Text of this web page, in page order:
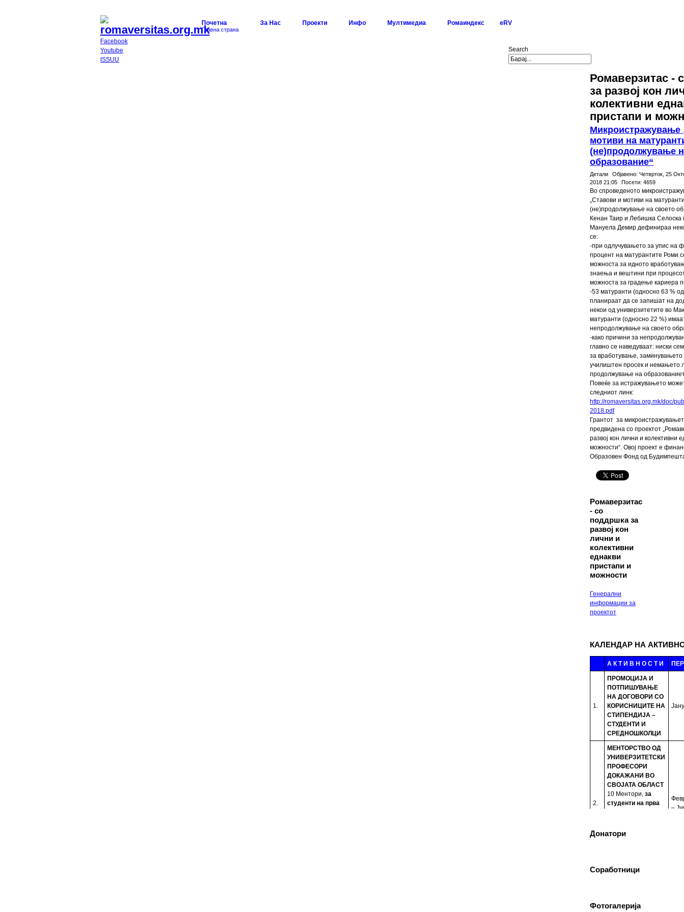
Почетна
Главна страна
За Нас Проекти Инфо Мултимедиа Ромаиндекс eRV
Search
Facebook
Youtube
ISSUU
Ромаверзитас -
за развој кон
колективни
пристапи и
Микроистражување
мотиви на
(не)продолжување
образование“
Детали Објавено: Четврток, 25
2018 21:05
Посети: 4659
Во спроведеното
„Ставови и мотиви на
(не)продолжување на своето
Кенан Таир и Лебишка Селоска
Мануела Демир дефинираа
се:
-при одлучувањето за упис на
процент на матурантите Роми
можноста за идното
знаења и вештини при
можноста за градење кариера
-53 матуранти (односно 63 %
планираат да се запишат на
некои од универзитетите во
матуранти (односно 22 %)
непродолжување на своето
-како причини за
главно се наведуваат: ниски
за вработување, заминувањето
училиштен просек и немањето
продолжување на
Повеќе за истражувањето
следниот линк:
http://romaversitas.org.mk/doc/
2018.pdf
Грантот за
предвидена со проектот
развој кон лични и колективни
можности“. Овој проект е
Образовен Фонд од
Ромаверзитас
- со
поддршка за
развој кон
лични и
колективни
еднакви
пристапи и
можности
Генерални
информации за
проектот
КАЛЕНДАР НА
А К Т И В Н О С Т И
1.
ПРОМОЦИЈА И
ПОТПИШУВАЊЕ
НА ДОГОВОРИ СО
КОРИСНИЦИТЕ НА
СТИПЕНДИЈА –
СТУДЕНТИ И
СРЕДНОШКОЛЦИ
2.
МЕНТОРСТВО ОД
УНИВЕРЗИТЕТСКИ
ПРОФЕСОРИ
ДОКАЖАНИ ВО
СВОЈАТА ОБЛАСТ
10 Ментори, за
студенти на прва
државните
универзитети во
–
ТУТОРСТВО ОД
ВРСНИЦИ
Донатори
Соработници
Фотогалерија